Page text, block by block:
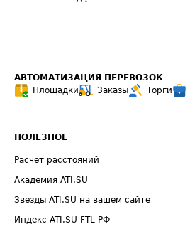
АВТОМАТИЗАЦИЯ ПЕРЕВОЗОК
Площадки
Заказы Торги
ПОЛЕЗНОЕ
Расчет расстояний
Академия ATI.SU
Звезды ATI.SU на вашем сайте
Индекс ATI.SU FTL РФ